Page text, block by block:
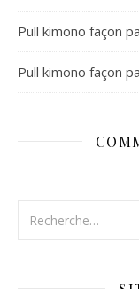
Pull kimono façon
Pull kimono façon